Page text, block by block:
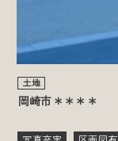
土地
岡崎市＊＊＊＊